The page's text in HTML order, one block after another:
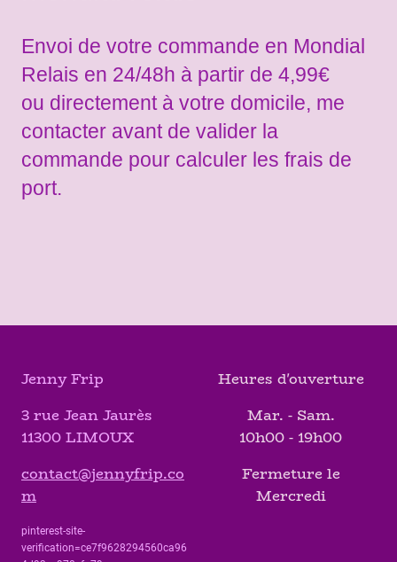
Envoi de votre commande en Mondial
Relais en 24/48h à partir de 4,99€
ou directement à votre domicile, me
contacter avant de valider la
commande pour calculer les frais de
port.
Jenny Frip
3 rue Jean Jaurès
11300 LIMOUX
contact@jennyfrip.co
m
pinterest-site-
verification=ce7f9628294560ca96
Heures d'ouverture
Mar. - Sam.
10h00 - 19h00
Fermeture le
Mercredi